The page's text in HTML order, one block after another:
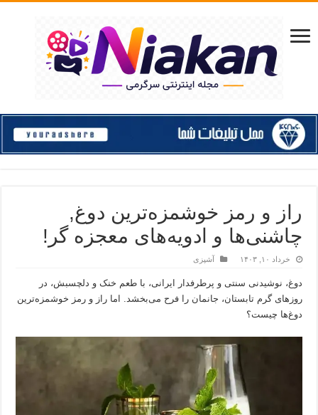
راز و رمز خوشمزه‌ترین دوغ‌,
چاشنی‌ها و ادویه‌های معجزه گر!
خرداد ۱۰, ۱۴۰۳ آشپزی
دوغ، نوشیدنی سنتی و پرطرفدار ایرانی، با طعم خنک و دلچسبش، در
روزهای گرم تابستان، جانمان را فرح می‌بخشد. اما راز و رمز خوشمزه‌ترین
دوغ‌ها چیست؟